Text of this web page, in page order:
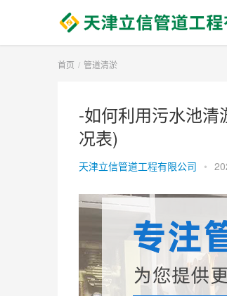
首页 管道清淤
-如何利用污水池
况表)
天津立信管道工程有限公司 •